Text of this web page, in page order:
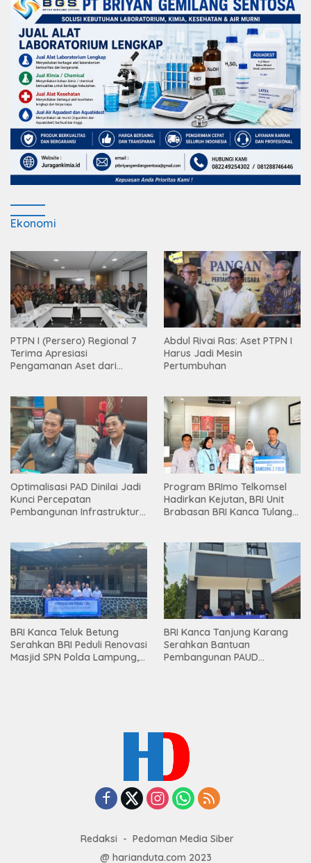
Ekonomi
PTPN I (Persero) Regional 7
Terima Apresiasi
Pengamanan Aset dari
Abdul Rivai Ras: Aset PTPN I
Harus Jadi Mesin
Pertumbuhan
Optimalisasi PAD Dinilai Jadi
Kunci Percepatan
Pembangunan Infrastruktur
Program BRImo Telkomsel
Hadirkan Kejutan, BRI Unit
Brabasan BRI Kanca Tulang
Mesuji
BRI Kanca Teluk Betung
Serahkan BRI Peduli Renovasi
Masjid SPN Polda Lampung,
BRI Kanca Tanjung Karang
Serahkan Bantuan
Pembangunan PAUD
Redaksi
Pedoman Media Siber
@ harianduta.com 2023